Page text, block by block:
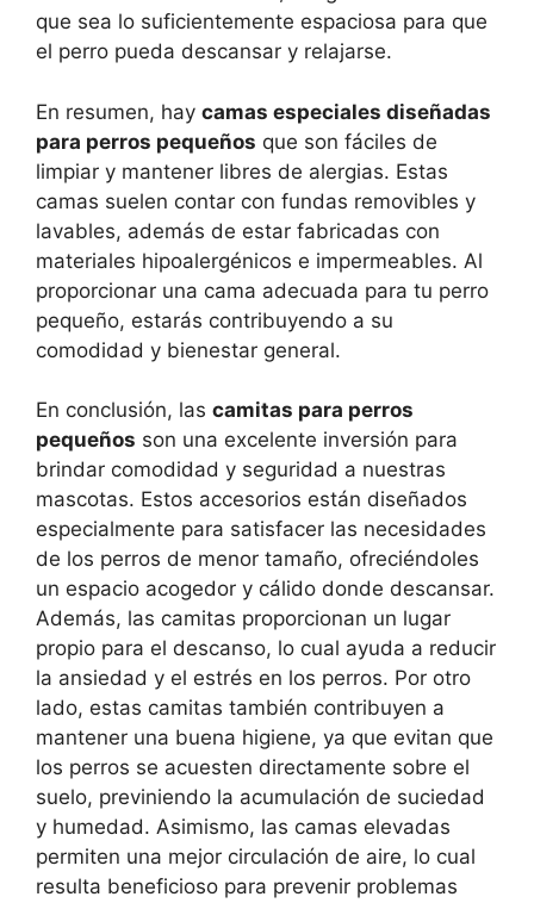
que sea lo suficientemente espaciosa para que
el perro pueda descansar y relajarse.
En resumen, hay camas especiales diseñadas
para perros pequeños que son fáciles de
limpiar y mantener libres de alergias. Estas
camas suelen contar con fundas removibles y
lavables, además de estar fabricadas con
materiales hipoalergénicos e impermeables. Al
proporcionar una cama adecuada para tu perro
pequeño, estarás contribuyendo a su
comodidad y bienestar general.
En conclusión, las camitas para perros
pequeños son una excelente inversión para
brindar comodidad y seguridad a nuestras
mascotas. Estos accesorios están diseñados
especialmente para satisfacer las necesidades
de los perros de menor tamaño, ofreciéndoles
un espacio acogedor y cálido donde descansar.
Además, las camitas proporcionan un lugar
propio para el descanso, lo cual ayuda a reducir
la ansiedad y el estrés en los perros. Por otro
lado, estas camitas también contribuyen a
mantener una buena higiene, ya que evitan que
los perros se acuesten directamente sobre el
suelo, previniendo la acumulación de suciedad
y humedad. Asimismo, las camas elevadas
permiten una mejor circulación de aire, lo cual
resulta beneficioso para prevenir problemas